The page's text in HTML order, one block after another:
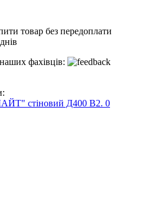
товар без передоплати
фахівців: